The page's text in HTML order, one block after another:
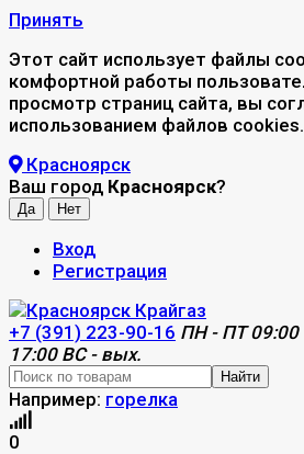
Принять
Этот сайт использует файлы
комфортной работы
просмотр страниц сайта, вы
использованием файлов cookies.
Красноярск
Ваш город Красноярск?
Вход
Регистрация
+7 (391) 223-90-16 ПН - ПТ 09:00
17:00 ВС - вых.
Найти
Например: горелка
0